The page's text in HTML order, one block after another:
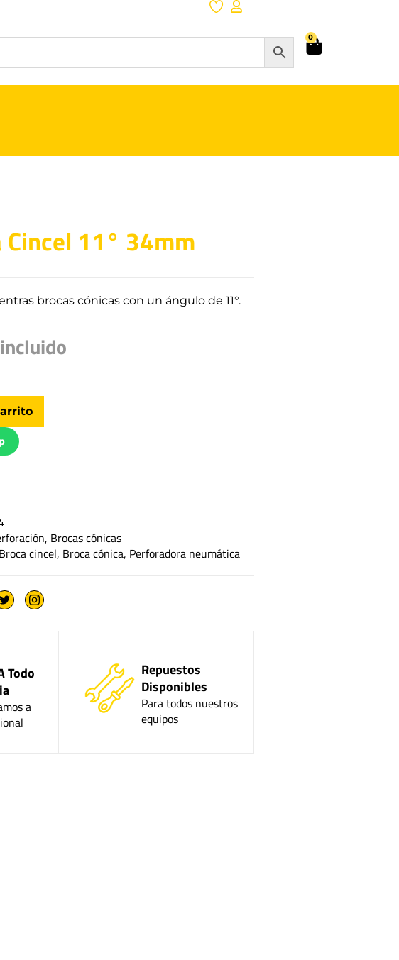
0
Cincel 11° 34mm
brocas cónicas con un ángulo de 11°.
, Brocas cónicas
Broca cincel, Broca cónica, Perforadora neumática
Todo
a
Repuestos
Disponibles
Para todos nuestros
equipos